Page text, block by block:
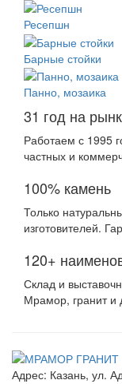
Ресепшн
Барные стойки
Панно, мозаика
31 год на
Работаем с 1995
частных и
100% камень
Только
изготовителей.
120+
Склад и
Мрамор, гранит и
Адрес: Казань, ул.